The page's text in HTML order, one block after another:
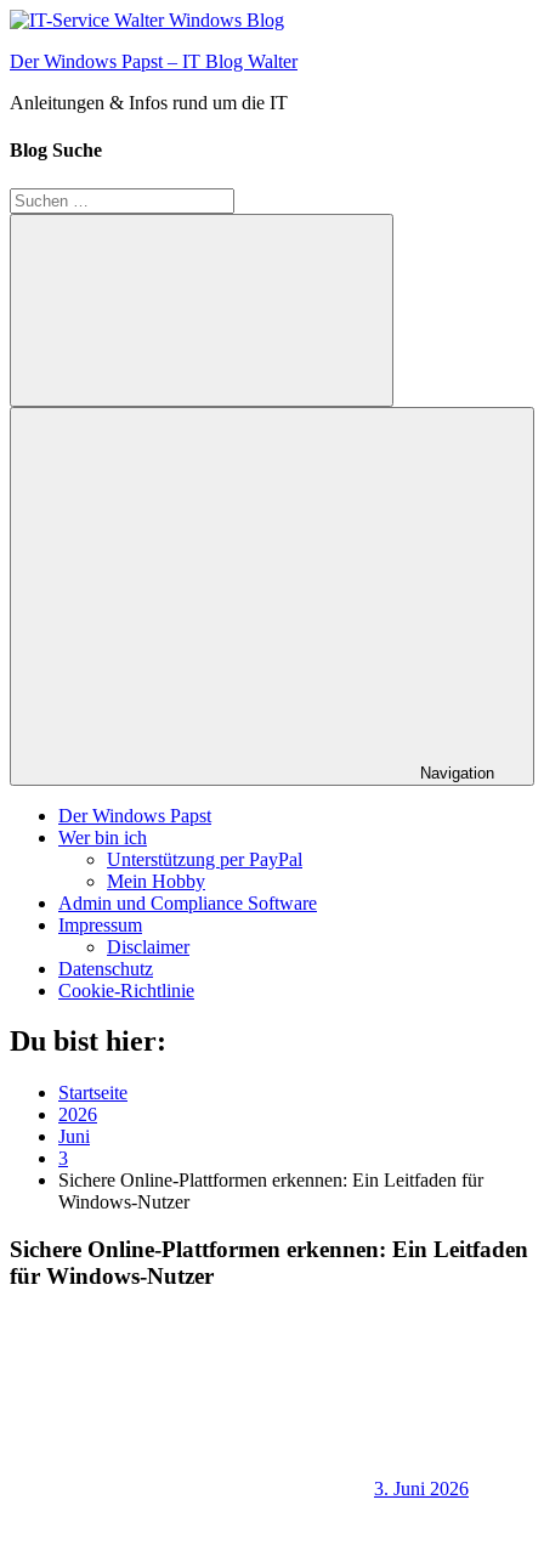
Zum
springen
Der Windows Papst – IT Blog Walter
Anleitungen & Infos rund um die IT
Blog Suche
Suchen
nach:
Suchen
Navigation
Der Windows Papst
Wer bin ich
Unterstützung per PayPal
Mein Hobby
Admin und Compliance Software
Impressum
Disclaimer
Datenschutz
Cookie-Richtlinie
Du bist hier:
Startseite
2026
Juni
3
Sichere Online-Plattformen erkennen: Ein Leitfaden für
Windows-Nutzer
Sichere Online-Plattformen erkennen: Ein Leitfaden
für Windows-Nutzer
3. Juni 2026